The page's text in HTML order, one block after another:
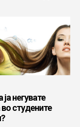
ја негувате
студените